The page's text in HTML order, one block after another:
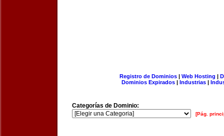
Registro de Dominios| Web Hosting |
Dominios Expirados | Industrias |
Categorías de Dominio:
[Pág.